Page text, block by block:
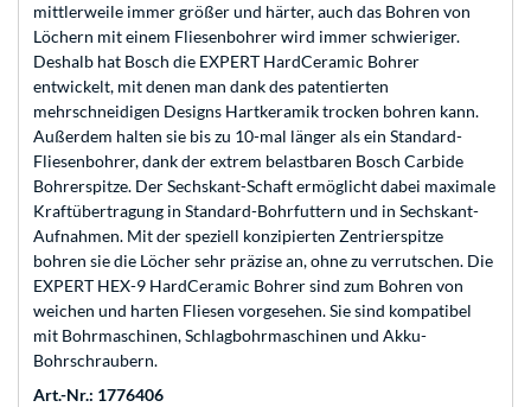
mittlerweile immer größer und härter, auch das Bohren von
Löchern mit einem Fliesenbohrer wird immer schwieriger.
Deshalb hat Bosch die EXPERT HardCeramic Bohrer
entwickelt, mit denen man dank des patentierten
mehrschneidigen Designs Hartkeramik trocken bohren kann.
Außerdem halten sie bis zu 10-mal länger als ein Standard-
Fliesenbohrer, dank der extrem belastbaren Bosch Carbide
Bohrerspitze. Der Sechskant-Schaft ermöglicht dabei maximale
Kraftübertragung in Standard-Bohrfuttern und in Sechskant-
Aufnahmen. Mit der speziell konzipierten Zentrierspitze
bohren sie die Löcher sehr präzise an, ohne zu verrutschen. Die
EXPERT HEX-9 HardCeramic Bohrer sind zum Bohren von
weichen und harten Fliesen vorgesehen. Sie sind kompatibel
mit Bohrmaschinen, Schlagbohrmaschinen und Akku-
Bohrschraubern.
Art.-Nr.: 1776406